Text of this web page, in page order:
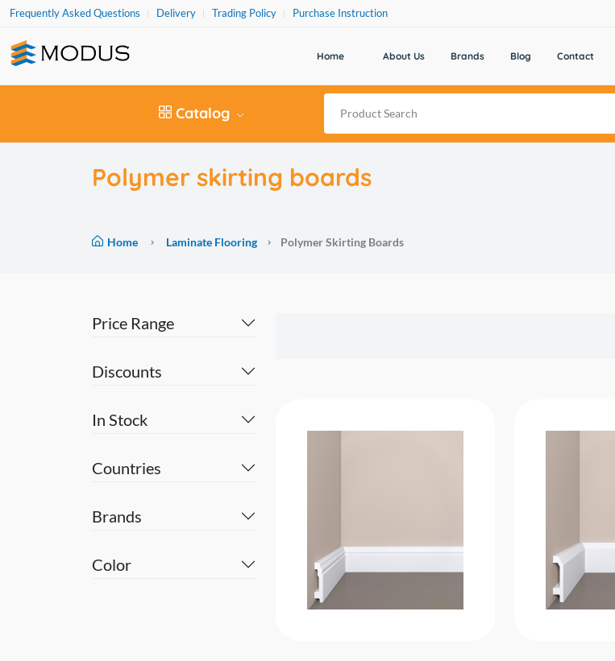
Frequently Asked Questions Delivery Trading Policy Purchase Instruction
Home About Us Brands Blog Contact
Catalog
Polymer skirting boards
Home Laminate Flooring Polymer Skirting Boards
Price Range
Discounts
In Stock
Countries
Brands
Color